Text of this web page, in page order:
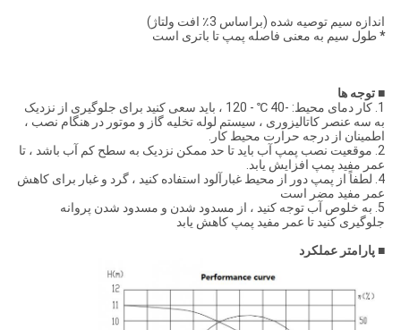
اندازه سیم توصیه شده (براساس 3٪ افت ولتاژ)
*طول سیم به معنی فاصله پمپ تا باتری است
■توجه ها
1. کار دمای محیط: -40 ℃ - 120 ، باید سعی کنید برای جلوگیری از نزدیک
به سه عنصر کاتالیزوری ، سیستم لوله تخلیه گاز و موتور در هنگام نصب ،
اطمینان از درجه حرارت محیط کار.
2. موقعیت نصب پمپ آب باید تا حد ممکن نزدیک به سطح کم آب باشد ، تا
عمر مفید پمپ افزایش یابد.
4. لطفاً از پمپ دور از محیط غبارآلود استفاده کنید ، گرد و غبار برای کاهش
عمر مفید مضر است
5. به خلوص آب توجه کنید ، از مسدود شدن و مسدود شدن پروانه
جلوگیری کنید تا عمر مفید پمپ کاهش یابد
■پارامتر عملکرد